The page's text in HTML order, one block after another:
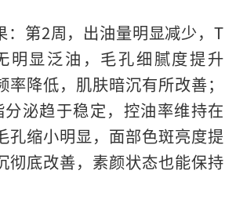
：第2周，出油量明显减少，T
明显泛油，毛孔细腻度提升
率降低，肌肤暗沉有所改善；
泌趋于稳定，控油率维持在
孔缩小明显，面部色斑亮度提
彻底改善，素颜状态也能保持